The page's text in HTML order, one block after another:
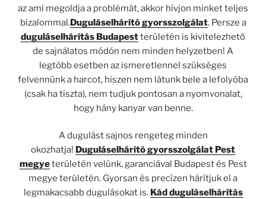
az ami megoldja a problémát, akkor hívjon minket teljes
bizalommal.Duguláselhárító gyorsszolgálat. Persze a
duguláselhárítás Budapestterületén is kivitelezhető
de sajnálatos módón nem minden helyzetben! A
legtöbb esetben az ismeretlennel szükséges
felvennünk a harcot, hiszen nem látunk bele a lefolyóba
(csak ha tiszta), nem tudjuk pontosan a nyomvonalat,
hogy hány kanyar van benne.
A dugulást sajnos rengeteg minden
okozhatja! Duguláselhárító gyorsszolgálat Pest
megyeterületén velünk, garanciával Budapest és Pest
megye területén. Gyorsan és precízen hárítjuk el a
legmakacsabb dugulásokat is. Kádduguláselhárítás